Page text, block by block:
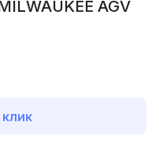
AGV